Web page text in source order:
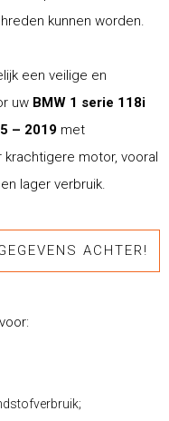
kunnen worden.
een veilige en
uw BMW 1 serie 118i
– 2019 met
motor, vooral
lager verbruik.
ACHTER!